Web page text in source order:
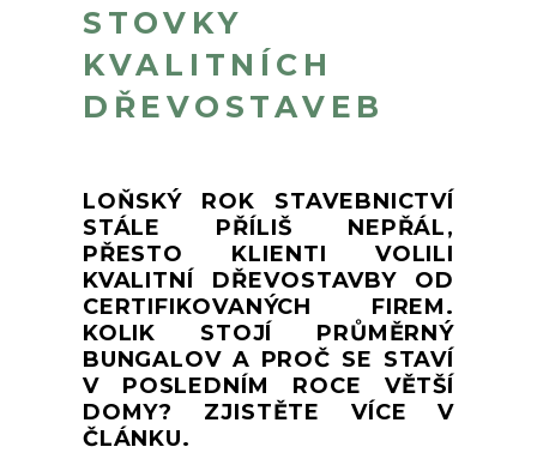
STOVKY
KVALITNÍCH
DŘEVOSTAVEB
LOŇSKÝ ROK STAVEBNICTVÍ
STÁLE PŘÍLIŠ NEPŘÁL,
PŘESTO KLIENTI VOLILI
KVALITNÍ DŘEVOSTAVBY OD
CERTIFIKOVANÝCH FIREM.
KOLIK STOJÍ PRŮMĚRNÝ
BUNGALOV A PROČ SE STAVÍ
V POSLEDNÍM ROCE VĚTŠÍ
DOMY? ZJISTĚTE VÍCE V
ČLÁNKU.